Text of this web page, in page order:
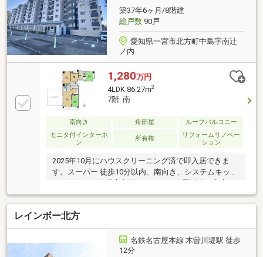
替・シューズボックス交換 ・給湯器交換 ・分電盤
交換・ハウスクリーニング 他～空家につき即日のご
案内も可能！～
築37年6ヶ月/8階建
総戸数90戸
愛知県一宮市北方町中島字南辻
ノ内
1,280万円
4LDK 86.27m2
7階 南
南向き 角部屋
ルーフバルコニー
モニタ付インターホ
ン
所有権
リフォームリノベー
ション
2025年10月にハウスクリーニング済で即入居できま
す。スーパー 徒歩10分以内、南向き、システムキッチ
ン、角住戸、全居室収納、ＬＤＫ１５畳以上、和室、
シャワー付洗面化粧台、３面採光、浴室１坪以上、２
面以上バルコニー、南面バルコニー、平面駐車場、オ
ートバス、温水洗浄便座、浴室に窓、ＴＶモニタ付イ
ンターホン、花火大会鑑賞、ルーフバルコニー、駐輪
レインボー北方
名鉄名古屋本線 木曽川堤駅 徒歩
12分